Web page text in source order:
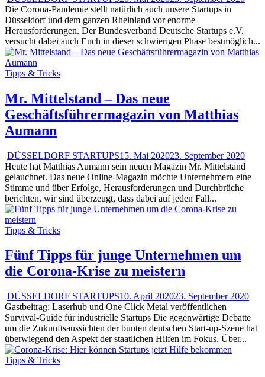
Die Corona-Pandemie stellt natürlich auch unsere Startups in
Düsseldorf und dem ganzen Rheinland vor enorme
Herausforderungen. Der Bundesverband Deutsche Startups e.V.
versucht dabei auch Euch in dieser schwierigen Phase bestmöglich...
Tipps & Tricks
Mr. Mittelstand – Das neue
Geschäftsführermagazin von Matthias
Aumann
DÜSSELDORF STARTUPS15. Mai 202023. September 2020
Heute hat Matthias Aumann sein neuen Magazin Mr. Mittelstand
gelauchnet. Das neue Online-Magazin möchte Unternehmern eine
Stimme und über Erfolge, Herausforderungen und Durchbrüche
berichten, wir sind überzeugt, dass dabei auf jeden Fall...
Tipps & Tricks
Fünf Tipps für junge Unternehmen um
die Corona-Krise zu meistern
DÜSSELDORF STARTUPS10. April 202023. September 2020
Gastbeitrag: Laserhub und One Click Metal veröffentlichen
Survival-Guide für industrielle Startups Die gegenwärtige Debatte
um die Zukunftsaussichten der bunten deutschen Start-up-Szene hat
überwiegend den Aspekt der staatlichen Hilfen im Fokus. Über...
Tipps & Tricks